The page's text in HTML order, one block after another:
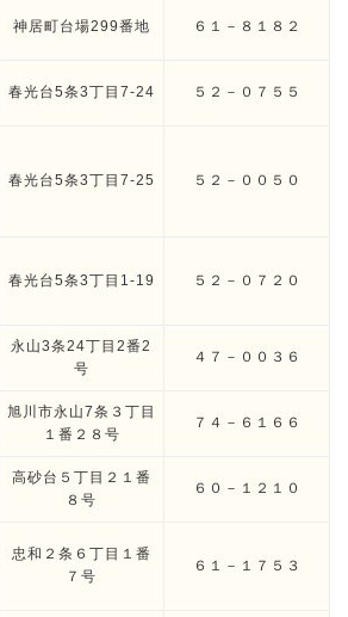
神居町台場299番地 ６１－８１８２
春光台5条3丁目7-24 ５２－０７５５
春光台5条3丁目7-25 ５２－００５０
春光台5条3丁目1-19 ５２－０７２０
永山3条24丁目2番2
号
４７－００３６
旭川市永山7条３丁目
１番２８号
７４－６１６６
高砂台５丁目２１番
８号
６０－１２１０
忠和２条６丁目１番
７号
６１－１７５３